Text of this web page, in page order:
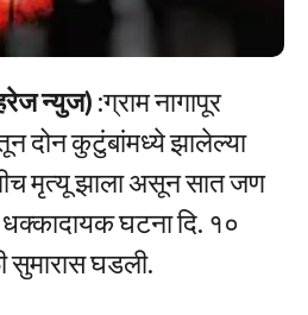
न्युज) :ग्राम नागापूर
दोन कुटुंबांमध्ये झालेल्या
मृत्यू झाला असून सात जण
घटना दि. १०
सुमारास घडली.